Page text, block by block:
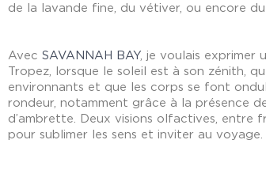
de la lavande fine, du vétiver, ou encore du
Avec SAVANNAH BAY, je voulais exprimer
Tropez, lorsque le soleil est à son zénith,
environnants et que les corps se font
rondeur, notamment grâce à la présence
d’ambrette. Deux visions olfactives, entre
pour sublimer les sens et inviter au voyage.